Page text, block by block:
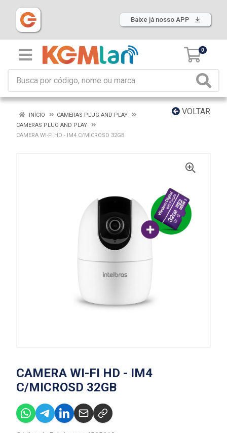
Baixe já nosso APP
0
VOLTAR
INÍCIO
CAMERAS PLUG AND PLAY
CAMERAS PLUG AND PLAY
CAMERA WI-FI HD - IM4 C/MICROSD 32GB
CAMERA WI-FI HD - IM4
C/MICROSD 32GB